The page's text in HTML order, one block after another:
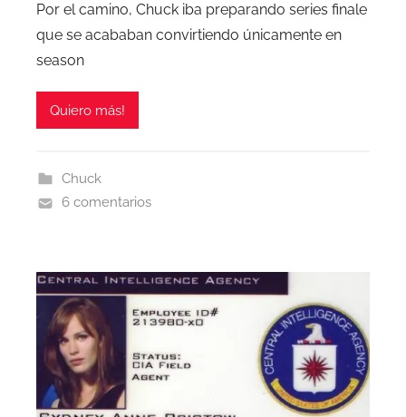
Por el camino, Chuck iba preparando series finale
que se acababan convirtiendo únicamente en
season
Quiero más!
Chuck
6 comentarios